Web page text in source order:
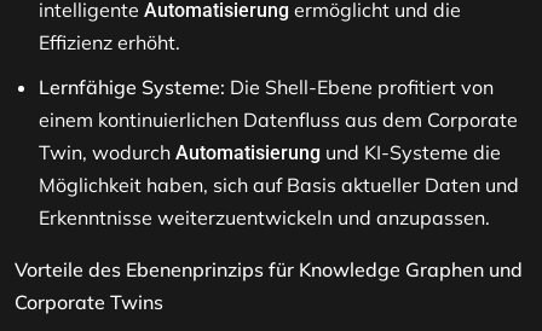
intelligente Automatisierung ermöglicht und die
Effizienz erhöht.
Lernfähige Systeme: Die Shell-Ebene profitiert von
einem kontinuierlichen Datenfluss aus dem Corporate
Twin, wodurch Automatisierung und KI-Systeme die
Möglichkeit haben, sich auf Basis aktueller Daten und
Erkenntnisse weiterzuentwickeln und anzupassen.
Vorteile des Ebenenprinzips für Knowledge Graphen und
Corporate Twins